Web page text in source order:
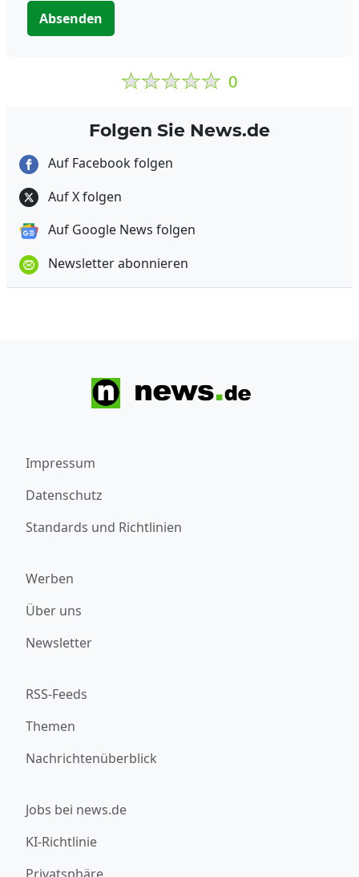
Absenden
0
Folgen Sie News.de
Auf Facebook folgen
Auf X folgen
Auf Google News folgen
Newsletter abonnieren
Impressum
Datenschutz
Standards und Richtlinien
Werben
Über uns
Newsletter
RSS-Feeds
Themen
Nachrichtenüberblick
Jobs bei news.de
KI-Richtlinie